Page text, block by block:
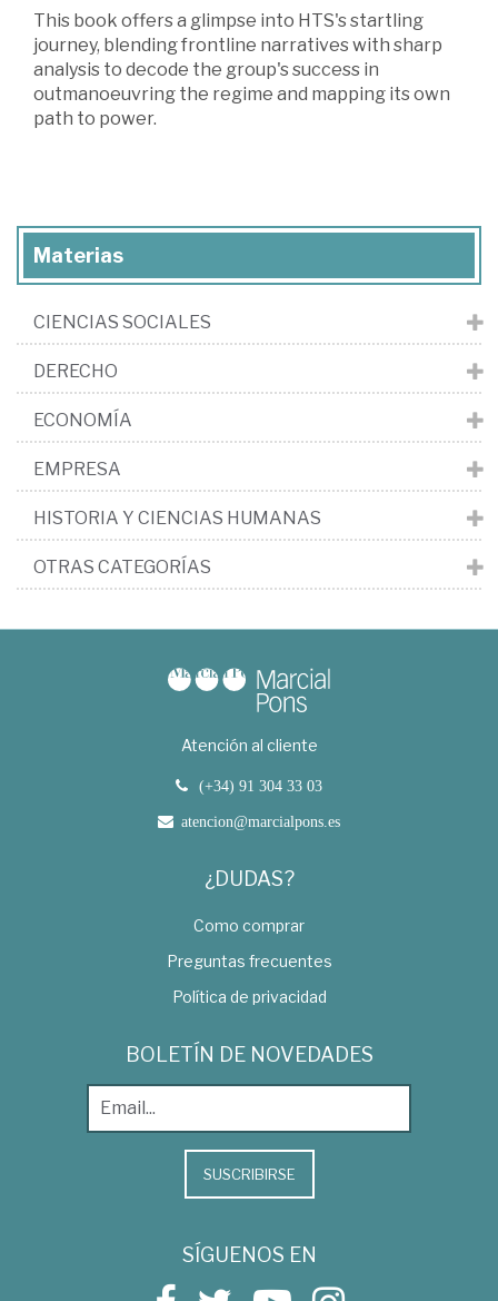
This book offers a glimpse into HTS's startling
journey, blending frontline narratives with sharp
analysis to decode the group's success in
outmanoeuvring the regime and mapping its own
path to power.
Materias
CIENCIAS SOCIALES
DERECHO
ECONOMÍA
EMPRESA
HISTORIA Y CIENCIAS HUMANAS
OTRAS CATEGORÍAS
Atención al cliente
(+34) 91 304 33 03
atencion@marcialpons.es
¿DUDAS?
Como comprar
Preguntas frecuentes
Política de privacidad
BOLETÍN DE NOVEDADES
SUSCRIBIRSE
SÍGUENOS EN